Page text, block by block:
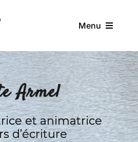
Menu
À Propos
Ateliers
Ressources
Journal de Bord
Armel
et animatrice
d’écriture